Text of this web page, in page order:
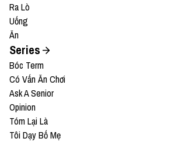
Ra Lò
Uống
Ăn
Series
Bóc Term
Có Vấn Ăn Chơi
Ask A Senior
Opinion
Tóm Lại Là
Tôi Dạy Bố Mẹ